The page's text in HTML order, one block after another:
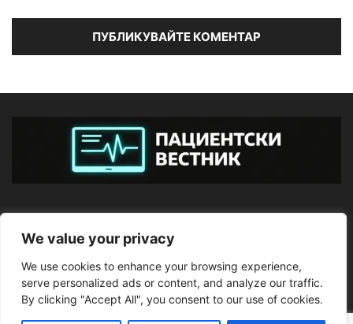
We value your privacy
We use cookies to enhance your browsing experience,
serve personalized ads or content, and analyze our traffic.
By clicking "Accept All", you consent to our use of cookies.
ПОСЛЕДВАЙТЕ НИ